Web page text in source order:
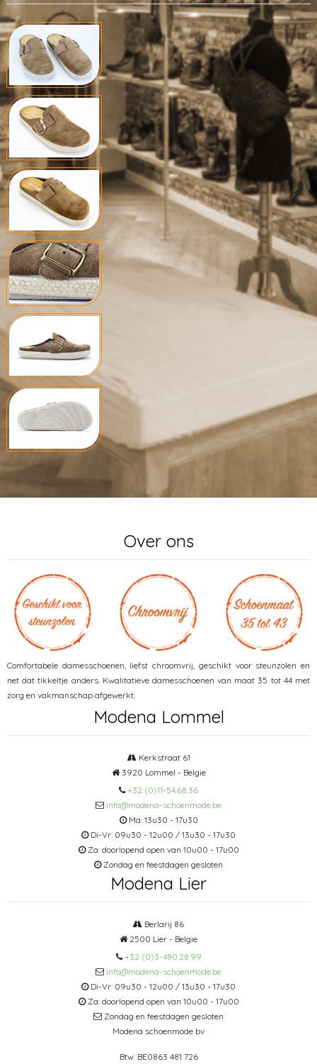
Over ons
Comfortabele damesschoenen, liefst chroomvrij, geschikt voor steunzolen en
net dat tikkeltje anders. Kwalitatieve damesschoenen van maat 35 tot 44 met
zorg en vakmanschap afgewerkt.
Modena Lommel
Kerkstraat 61
3920 Lommel - Belgie
+32 (0)11-54.68.36
info@modena-schoenmode.be
Ma: 13u30 - 17u30
Di-Vr: 09u30 - 12u00 / 13u30 - 17u30
Za: doorlopend open van 10u00 - 17u00
Zondag en feestdagen gesloten
Modena Lier
Berlarij 86
2500 Lier - Belgie
+32 (0)3-480.28.99
info@modena-schoenmode.be
Di-Vr: 09u30 - 12u00 / 13u30 - 17u30
Za: doorlopend open van 10u00 - 17u00
Zondag en feestdagen gesloten
Modena schoenmode bv
Btw: BE0863 481 726